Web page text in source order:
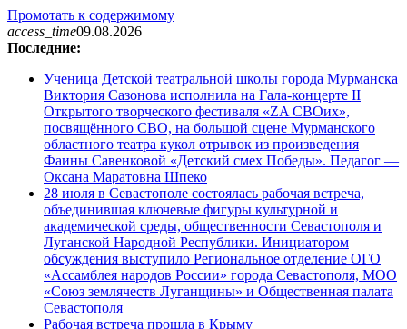
Промотать к содержимому
access_time09.08.2026
Последние:
Ученица Детской театральной школы города Мурманска
Виктория Сазонова исполнила на Гала-концерте II
Открытого творческого фестиваля «ZA СВОих»,
посвящённого СВО, на большой сцене Мурманского
областного театра кукол отрывок из произведения
Фаины Савенковой «Детский смех Победы». Педагог —
Оксана Маратовна Шпеко
28 июля в Севастополе состоялась рабочая встреча,
объединившая ключевые фигуры культурной и
академической среды, общественности Севастополя и
Луганской Народной Республики. Инициатором
обсуждения выступило Региональное отделение ОГО
«Ассамблея народов России» города Севастополя, МОО
«Союз землячеств Луганщины» и Общественная палата
Севастополя
Рабочая встреча прошла в Крыму